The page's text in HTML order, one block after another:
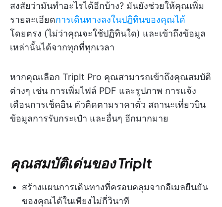
สงสัยว่ามันทำอะไรได้อีกบ้าง? มันยังช่วยให้คุณเพิ่ม
รายละเอียดการเดินทางลงในปฏิทินของคุณได้
โดยตรง (ไม่ว่าคุณจะใช้ปฏิทินใด) และเข้าถึงข้อมูล
เหล่านั้นได้จากทุกที่ทุกเวลา
หากคุณเลือก TripIt Pro คุณสามารถเข้าถึงคุณสมบัติ
ต่างๆ เช่น การเพิ่มไฟล์ PDF และรูปภาพ การแจ้ง
เตือนการเช็คอิน ตัวติดตามราคาตั๋ว สถานะเที่ยวบิน
ข้อมูลการรับกระเป๋า และอื่นๆ อีกมากมาย
คุณสมบัติเด่นของ TripIt
สร้างแผนการเดินทางที่ครอบคลุมจากอีเมลยืนยัน
ของคุณได้ในเพียงไม่กี่วินาที